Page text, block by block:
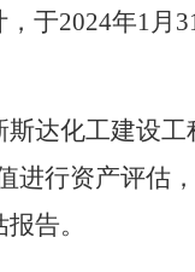
，于2024年1月
斯达化工建设工
进行资产评估
告。